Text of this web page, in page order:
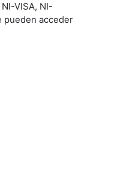
VISA, NI-
pueden acceder